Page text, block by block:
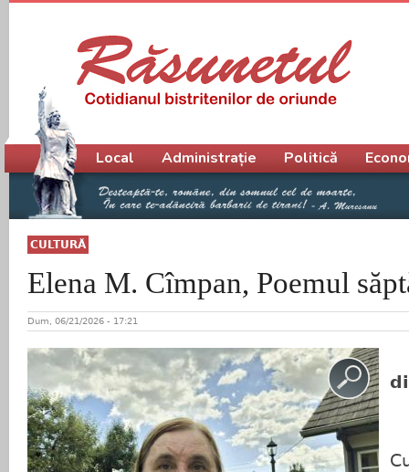
CULTURĂ
Elena M. Cîmpan, Poemul
Dum, 06/21/2026 - 17:21
Meniu principal
Local Administrație Politică